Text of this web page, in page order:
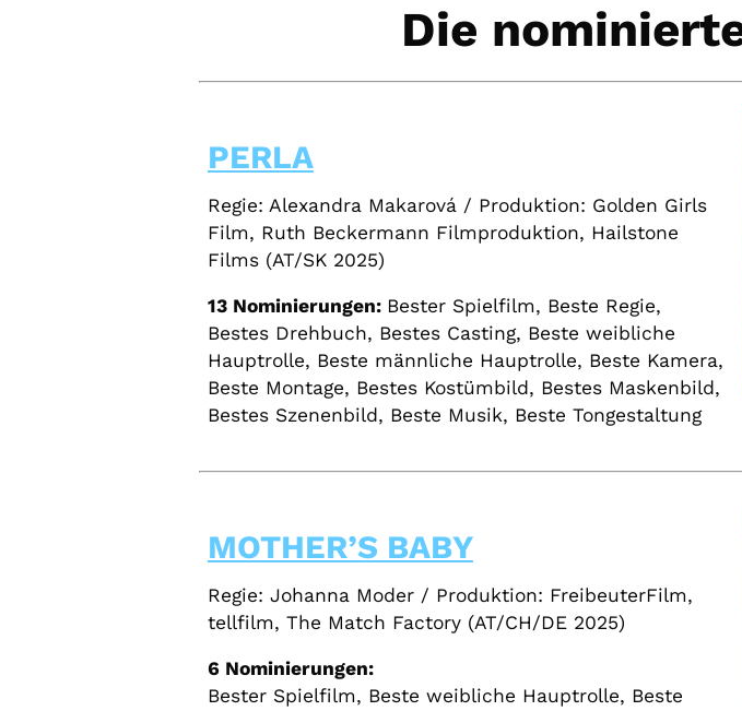
Die
PERLA
Regie: Alexandra Makarová / Produktion: Golden Girls
Film, Ruth Beckermann Filmproduktion, Hailstone
Films (AT/SK 2025)
13 Nominierungen: Bester Spielfilm, Beste Regie,
Bestes Drehbuch, Bestes Casting, Beste weibliche
Hauptrolle, Beste männliche Hauptrolle, Beste Kamera,
Beste Montage, Bestes Kostümbild, Bestes Maskenbild,
Bestes Szenenbild, Beste Musik, Beste Tongestaltung
MOTHER’S BABY
Regie: Johanna Moder / Produktion: FreibeuterFilm,
tellfilm, The Match Factory (AT/CH/DE 2025)
6 Nominierungen:
Bester Spielfilm, Beste weibliche Hauptrolle, Beste